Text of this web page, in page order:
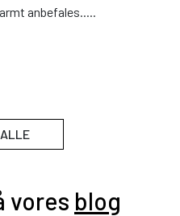
anbefales.....
vores blog